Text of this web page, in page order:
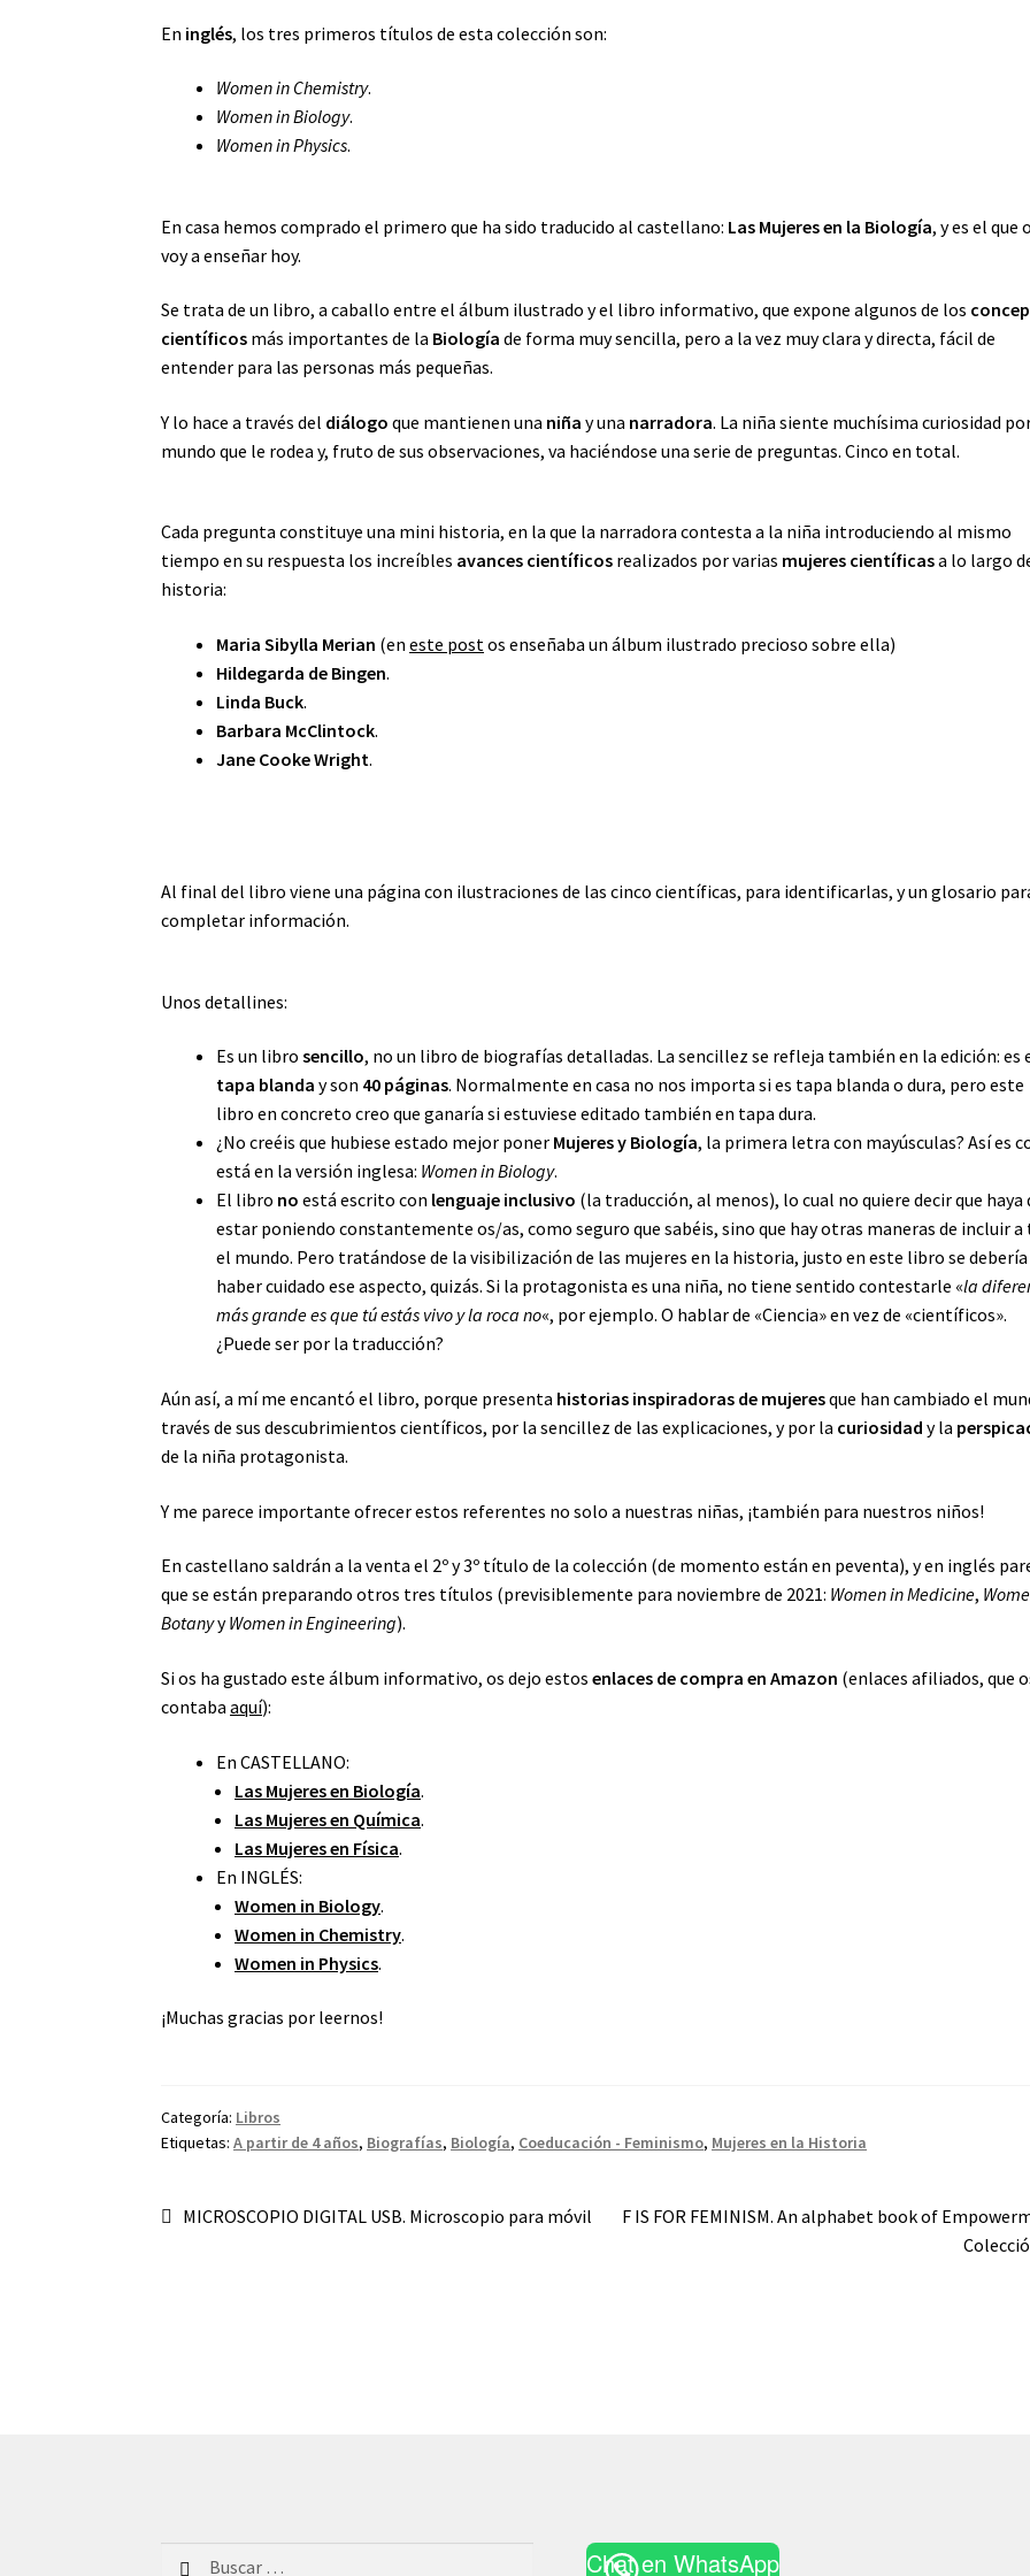
En inglés, los tres primeros títulos de esta colección son:
Women in Chemistry.
Women in Biology.
Women in Physics.
En casa hemos comprado el primero que ha sido traducido al castellano: Las Mujeres en la Biología, y es el que
voy a enseñar hoy.
Se trata de un libro, a caballo entre el álbum ilustrado y el libro informativo, que expone algunos de los
científicos más importantes de la Biologíade forma muy sencilla, pero a la vez muy clara y directa, fácil de
entender para las personas más pequeñas.
Y lo hace a través del diálogo que mantienen una niñay una narradora. La niña siente muchísima curiosidad
mundo que le rodea y, fruto de sus observaciones, va haciéndose una serie de preguntas. Cinco en total.
Cada pregunta constituye una mini historia, en la que la narradora contesta a la niña introduciendo al mismo
tiempo en su respuesta los increíbles avances científicos realizados por varias mujeres científicasa lo largo
historia:
Maria Sibylla Merian (eneste post os enseñaba un álbum ilustrado precioso sobre ella)
Hildegarda de Bingen.
Linda Buck.
Barbara McClintock.
Jane Cooke Wright.
Al final del libro viene una página con ilustraciones de las cinco científicas, para identificarlas, y un glosario
completar información.
Unos detallines:
Es un librosencillo, no un libro de biografías detalladas. La sencillez se refleja también en la edición: es
tapa blanda y son 40 páginas. Normalmente en casa no nos importa si es tapa blanda o dura, pero este
libro en concreto creo que ganaría si estuviese editado también en tapa dura.
¿No creéis que hubiese estado mejor poner Mujeres y Biología, la primera letra con mayúsculas? Así es
está en la versión inglesa: Women in Biology.
El libro noestá escrito con lenguaje inclusivo (la traducción, al menos), lo cual no quiere decir que haya
estar poniendo constantemente os/as, como seguro que sabéis, sino que hay otras maneras de incluir a
el mundo. Pero tratándose de la visibilización de las mujeres en la historia, justo en este libro se debería
haber cuidado ese aspecto, quizás. Si la protagonista es una niña, no tiene sentido contestarle «la
más grande es que tú estás vivo y la roca no«, por ejemplo. O hablar de «Ciencia» en vez de «científicos».
¿Puede ser por la traducción?
Aún así, a mí me encantó el libro, porque presenta historias inspiradoras de mujeresque han cambiado el
través de sus descubrimientos científicos, por la sencillez de las explicaciones, y por la curiosidady la
de la niña protagonista.
Y me parece importante ofrecer estos referentes no solo a nuestras niñas, ¡también para nuestros niños!
En castellano saldrán a la venta el 2º y 3º título de la colección (de momento están en peventa), y en inglés
que se están preparando otros tres títulos (previsiblemente para noviembre de 2021: Women in Medicine,
BotanyyWomen in Engineering).
Si os ha gustado este álbum informativo, os dejo estosenlaces de compra en Amazon (enlaces afiliados, que
contabaaquí):
En CASTELLANO:
Las Mujeres en Biología.
Las Mujeres en Química.
Las Mujeres en Física.
En INGLÉS:
Women in Biology.
Women in Chemistry.
Women in Physics.
¡Muchas gracias por leernos!
Categoría: Libros
Etiquetas:A partir de 4 años, Biografías, Biología, Coeducación - Feminismo, Mujeres en la Historia
Navegación
Anterior:
MICROSCOPIO DIGITAL USB. Microscopio para móvil Siguiente:
F IS FOR FEMINISM. An alphabet book of
Chat en WhatsApp